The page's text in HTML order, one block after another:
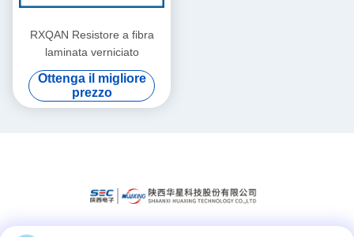
RXQAN Resistore a fibra
laminata verniciato
Ottenga il migliore
prezzo